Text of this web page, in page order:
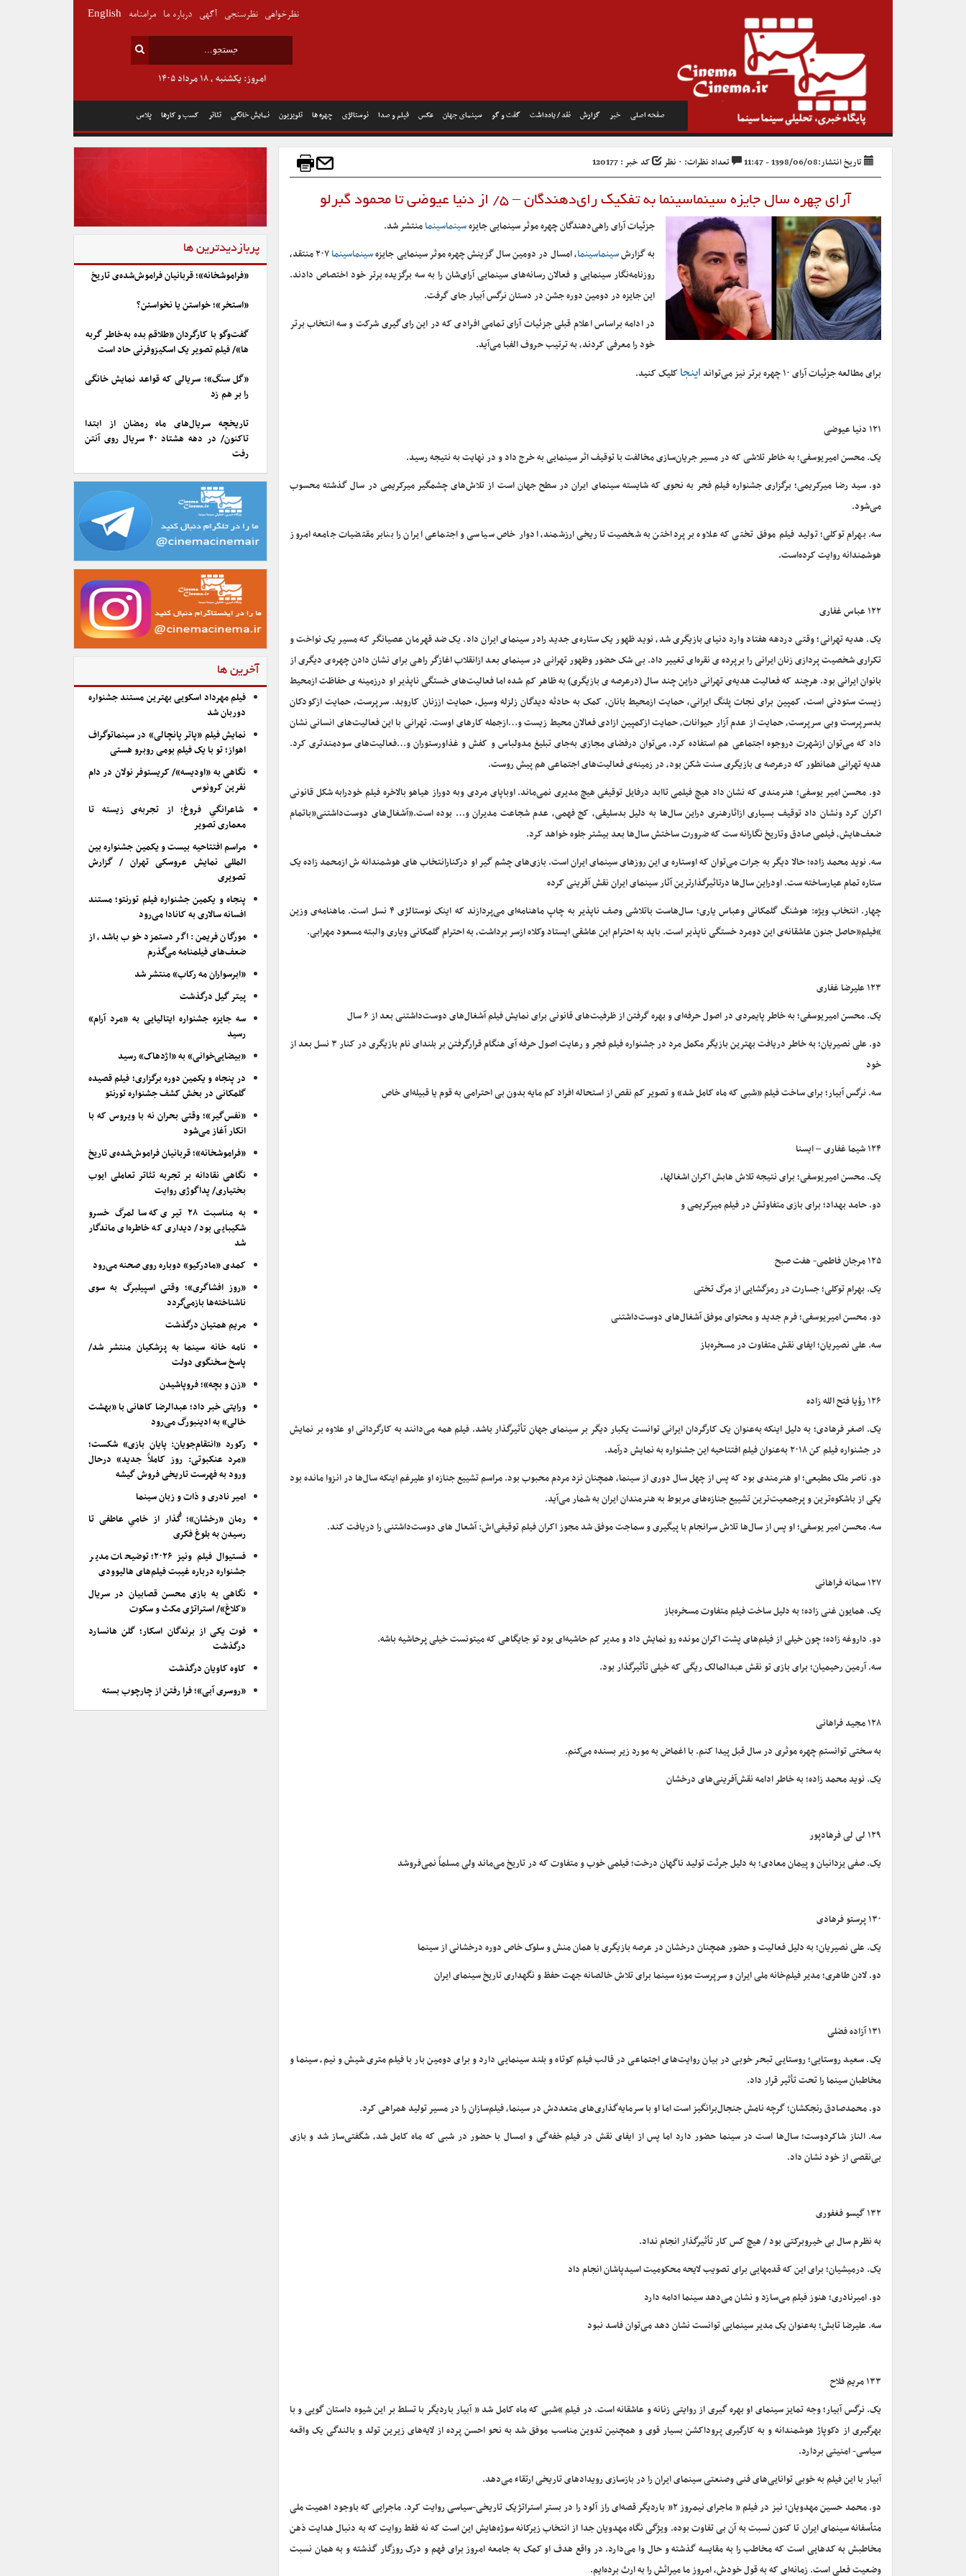
صفحه اصلی خبر گزارش نقد / یادداشت گفت و گو سینمای جهان عکس فیلم و صدا نوستالژی چهره ها تلویزیون نمایش خانگی تئاتر کسب و کارها پلاس
امروز: یکشنبه , ۱۸ مرداد ۱۴۰۵
نظرخواهی نظرسنجی آگهی درباره ما مرامنامه English
تاریخ انتشار:1398/06/08 - 11:47 تعداد نظرات: ۰ نظر کد خبر : 120177
آرای چهره سال جایزه سینماسینما به تفکیک رای‌دهندگان – ۵/ از دنیا عیوضی تا محمود گبرلو
جزئیات آرای راهی‌دهندگان چهره موثر سینمایی جایزهسینماسینمامنتشر شد.
به گزارشسینماسینما، امسال در دومین سال گزینش چهره موثر سینمایی جایزهسینماسینما
۲۰۷ منتقد،
روزنامه‌نگار سینمایی و فعالان رسانه‌های سینمایی آرای‌شان را به سه برگزیده برتر خود اختصاص دادند.
این جایزه در دومین دوره جشن در دستان نرگس آبیار جای گرفت.
در ادامه براساس اعلام قبلی جزئیات آرای تمامی افرادی که در این رای‌گیری شرکت و سه انتخاب برتر
خود را معرفی کردند، به ترتیب حروف الفبا می‌آید.
برای مطالعه جزئیات آرای ۱۰ چهره برتر نیز می‌تواند
اینجاکلیک کنید.
۱۲۱ دنیا عیوضی
یک. محسن امیریوسفی؛ به خاطر تلاشی که در مسیر جریان‌سازی مخالفت با توقیف اثر سینمایی به خرج داد و در نهایت به نتیجه رسید.
دو. سید رضا میرکریمی؛ برگزاری جشنواره فیلم فجر به نحوی که شایسته سینمای ایران در سطح جهان است از تلاش‌های چشمگیر میرکریمی در سال گذشته محسوب
می‌شود.
سه. بهرام توکلی؛ تولید فیلم موفق تختی که علاوه بر پرداختن به شخصیت تاریخی ارزشمند، ادوار خاص سیاسی و اجتماعی ایران را بنابر مقتضیات جامعه امروز
هوشمندانه روایت کرده‌است.
۱۲۲ عباس غفاری
یک. هدیه تهرانی؛ وقتی دردهه هفتاد وارد دنیای بازیگری شد، نوید ظهور یک ستاره‌ی جدید رادر سینمای ایران داد. یک ضد قهرمان عصیانگر که مسیر یک نواخت و
تکراری شخصیت پردازی زنان ایرانی را برپرده ی نقره‌ای تغییر داد. بی شک حضور وظهور تهرانی در سینمای بعد ازانقلاب اغازگر راهی برای نشان دادن چهره‌ی دیگری از
بانوان ایرانی بود. هرچند که فعالیت هدیه‌ی تهرانی دراین چند سال (درعرصه ی بازیگری) به ظاهر کم شده اما فعالیت‌های خستگی ناپذیر او درزمینه ی حفاظت ازمحیط
زیست ستودنی است، کمپین برای نجات پلنگ ایرانی، حمایت ازمحیط بانان، کمک به حادثه دیدگان زلزله وسیل، حمایت اززنان کاروبد. سرپرست، حمایت ازکودکان
بدسرپرست وبی سرپرست، حمایت از عدم آزار حیوانات، حمایت ازکمپین ازادی فعالان محیط زیست و…ازجمله کارهای اوست. تهرانی با این فعالیت‌های انسانی نشان
داد که می‌توان ازشهرت دروجوه اجتماعی هم استفاده کرد، می‌توان درفضای مجازی به‌جای تبلیغ مدولباس و کفش و غذاورستوران و…فعالیت‌های سودمندتری کرد.
هدیه تهرانی همانطور که درعرصه ی بازیگری سنت شکن بود، در زمینه‌ی فعالیت‌های اجتماعی هم پیش روست.
دو. محسن امیر یوسفی؛ هنرمندی که نشان داد هیچ فیلمی تاابد درفایل توقیفی هیچ مدیری نمی‌ماند. اوباپای مردی وبه دوراز هیاهو بالاخره فیلم خودرابه شکل قانونی
اکران کرد ونشان داد توقیف بسیاری ازاثارهنری دراین سال‌ها به دلیل بدسلیقی، کج فهمی، عدم شجاعت مدیران و… بوده است.”آشغال‌های دوست‌داشتنی”باتمام
ضعف‌هایش، فیلمی صادق وتاریخ نگارانه ست که ضرورت ساختش سال‌ها بعد بیشتر جلوه خواهد کرد.
سه. نوید محمد زاده؛ حالا دیگر به جرات می‌توان که اوستاره ی این روزهای سینمای ایران است. بازی‌های چشم گیر او درکنارانتخاب های هوشمندانه ش ازمحمد زاده یک
ستاره تمام عیارساخته ست. اودراین سال‌ها درتاثیرگذارترین آثار سینمای ایران نقش آفرینی کرده
چهار. انتخاب ویژه: هوشنگ گلمکانی وعباس یاری؛ سال‌هاست باتلاشی وصف ناپذیر به چاپ ماهنامه‌ای می‌پردازند که اینک نوستالژی ۴ نسل است. ماهنامه‌ی وزین
“فیلم”حاصل جنون عاشقانه‌ی این دومرد خستگی ناپذیر است. باید به احترام این عاشقی ایستاد وکلاه ازسر برداشت، به احترام گلمکانی ویاری والبته مسعود مهرابی.
۱۲۳ علیرضا غفاری
یک. محسن امیریوسفی؛ به خاطر پایمردی در اصول حرفه‌ای و بهره گرفتن از ظرفیت‌های قانونی برای نمایش فیلم آشغال‌های دوست‌داشتنی بعد از ۶ سال
دو. علی نصیریان؛ به خاطر دریافت بهترین بازیگر مکمل مرد در جشنواره فیلم فجر و رعایت اصول حرفه آی هنگام قرارگرفتن بر بلندای نام بازیگری در کنار ۳ نسل بعد از
خود
سه. نرگس آبیار؛ برای ساخت فیلم «شبی که ماه کامل شد» و تصویر کم نقص از استحاله افراد کم مایه بدون بی احترامی به قوم یا قبیله‌ای خاص
۱۲۴ شیما غفاری – ایسنا
یک. محسن امیریوسفی؛ برای نتیجه تلاش هابش اکران اشغالها،
دو. حامد بهداد؛ برای بازی متفاوتش در فیلم میرکریمی و
۱۲۵ مرجان فاطمی- هفت صبح
یک. بهرام توکلی؛ جسارت در رمزگشایی از مرگ تختی
دو. محسن امیریوسفی؛ فرم جدید و محتوای موفق آشغال‌های دوست‌داشتنی
سه. علی نصیریان؛ ایفای نقش متفاوت در مسخره‌باز
۱۲۶ رؤیا فتح الله زاده
یک. اصغر فرهادی؛ به دلیل اینکه به‌عنوان یک کارگردان ایرانی توانست یکبار دیگر بر سینمای جهان تأثیرگذار باشد. فیلم همه می‌دانند به کارگردانی او علاوه بر نمایش
در جشنواره فیلم کن ۲۰۱۸ به‌عنوان فیلم افتتاحیه این جشنواره به نمایش درآمد.
دو. ناصر ملک مطیعی؛ او هنرمندی بود که پس از چهل سال دوری از سینما، همچنان نزد مردم محبوب بود. مراسم تشییع جنازه او علیرغم اینکه سال‌ها در انزوا مانده بود
یکی از باشکوه‌ترین و پرجمعیت‌ترین تشییع جنازه‌های مربوط به هنرمندان ایران به شمار می‌آید.
سه. محسن امیر یوسفی؛ او پس از سال‌ها تلاش سرانجام با پیگیری و سماجت موفق شد مجوز اکران فیلم توقیفی‌اش: آشعال های دوست‌داشتنی را دریافت کند.
۱۲۷ سمانه فراهانی
یک. همایون غنی زاده؛ به دلیل ساخت فیلم متفاوت مسخره‌باز
دو. داروغه زاده؛ چون خیلی از فیلم‌های پشت اکران مونده رو نمایش داد و مدیر کم حاشیه‌ای بود تو جایگاهی که میتونست خیلی پرحاشیه باشه.
سه. آرمین رحیمیان؛ برای بازی تو نقش عبدالمالک ریگی که خیلی تأثیرگذار بود.
۱۲۸ مجید فراهانی
به سختی توانستم چهره موثری در سال قبل پیدا کنم. با اغماض به مورد زیر بسنده می‌کنم.
یک. نوید محمد زاده؛ به خاطر ادامه نقش‌آفرینی‌های درخشان
۱۲۹ لی لی فرهادپور
یک. صفی یزدانیان و پیمان معادی؛ به دلیل جرئت تولید ناگهان درخت؛ فیلمی خوب و متفاوت که در تاریخ می‌ماند ولی مسلماً نمی‌فروشد
۱۳۰ پرستو فرهادی
یک. علی نصیریان؛ به دلیل فعالیت و حضور همچنان درخشان در عرصه بازیگری با همان منش و سلوک خاص دوره درخشانی از سینما
دو. لادن طاهری؛ مدیر فیلم‌خانه ملی ایران و سرپرست موزه سینما برای تلاش خالصانه جهت حفظ و نگهداری تاریخ سینمای ایران
۱۳۱ آزاده فضلی
یک. سعید روستایی؛ روستایی تبحر خوبی در بیان روایت‌های اجتماعی در قالب فیلم کوتاه و بلند سینمایی دارد و برای دومین بار با فیلم متری شیش و نیم، سینما و
مخاطبان سینما را تحت تأثیر قرار داد.
دو. محمدصادق رنجکشان؛ گرچه نامش جنجال‌برانگیز است اما او با سرمایه‌گذاری‌های متعددش در سینما، فیلم‌سازان را در مسیر تولید همراهی کرد.
سه. الناز شاکردوست؛ سال‌ها است در سینما حضور دارد اما پس از ایفای نقش در فیلم خفه‌گی و امسال با حضور در شبی که ماه کامل شد، شگفتی‌ساز شد و بازی
بی‌نقصی از خود نشان داد.
۱۳۲ گیسو فغفوری
به نظرم سال بی خیروبرکتی بود / هیچ کس کار تأثیرگذار انجام نداد.
یک. درمیشیان؛ برای این که قدمهایی برای تصویب لایحه محکومیت اسیدپاشان انجام داد
دو. امیرنادری؛ هنوز فیلم می‌سازد و نشان می‌دهد سینما ادامه دارد
سه. علیرضا تابش؛ به‌عنوان یک مدیر سینمایی توانست نشان دهد می‌توان فاسد نبود
۱۳۳ مریم فلاح
یک. نرگس آبیار؛ وجه تمایز سینمای او بهره گیری از روایتی زنانه و عاشقانه است. در فیلم “شبی که ماه کامل شد ” آبیار باردیگر با تسلط بر این شیوه داستان گویی و با
بهرگیری از دکوپاژ هوشمندانه و به کارگیری پروداکشن بسیار قوی و همچنین تدوین مناسب موفق شد به نحو احسن پرده از لایه‌های زیرین تولد و بالندگی یک واقعه
سیاسی- امنیتی بردارد.
آبیار با این فیلم به خوبی توانایی‌های فنی وصنعتی سینمای ایران را در بازسازی رویدادهای تاریخی ارتقاء می‌دهد.
دو. محمد حسین مهدویان؛ نیز در فیلم ” ماجرای نیمروز ۲” باردیگر قصه‌ای راز آلود را در بستر استراتژیک تاریخی-سیاسی روایت کرد. ماجرایی که باوجود اهمیت ملی
متأسفانه سینمای ایران تا کنون نسبت به آن بی تفاوت بوده. ویژگی نگاه مهدویان جدا از انتخاب زیرکانه سوژه‌هایش این است که نه فقط روایت که به دنبال هدایت ذهن
مخاطبش به کدهایی است که مخاطب را به مقایسه گذشته و حال وا می‌دارد. در واقع هدف او کمک به جامعه امروز برای فهم و درک روزگار گذشته و به همان نسبت
وضعیت فعلی است. زمانه‌ای که به قول خودش، امروز ما میراثش را به ارث برده‌ایم.
پربازدیدترین ها
«فراموشخانه»؛ قربانیان فراموش‌شده‌ی تاریخ
«استخر»؛ خواستن یا نخواستن؟
گفت‌وگو با کارگردان «طلاقم بده به خاطر گربه
ها»/ فیلم تصویر یک اسکیزوفرنی حاد است
«گل سنگ»؛ سریالی که قواعد نمایش خانگی
را بر هم زد
تاریخچه سریال‌های ماه رمضان از ابتدا
تاکنون/ در دهه هشتاد ۴۰ سریال روی آنتن
رفت
آخرین ها
فیلم مهرداد اسکویی بهترین مستند جشنواره
دوربان شد
نمایش فیلم «پاتر پانچالی» در سینماتوگراف
اهواز؛ تو با یک فیلم بومی روبرو هستی
نگاهی به «اودیسه»/ کریستوفر نولان در دام
نفرین کرونوس
شاعرانگیِ فروغ؛ از تجربه‌ی زیسته تا
معماری تصویر
مراسم افتتاحیه بیست و یکمین جشنواره بین
المللی نمایش عروسکی تهران / گزارش
تصویری
پنجاه و یکمین جشنواره فیلم تورنتو؛ مستند
افسانه سالاری به کانادا می‌رود
مورگان فریمن: اگر دستمزد خوب باشد، از
ضعف‌های فیلمنامه می‌گذرم
«ابرسواران مه رکاب» منتشر شد
پیتر گیل درگذشت
سه جایزه جشنواره ایتالیایی به «مرد آرام»
رسید
«بیضایی‌خوانی» به «اژدهاک» رسید
در پنجاه و یکمین دوره برگزاری؛ فیلم قصیده
گلمکانی در بخش کشف جشنواره تورنتو
«نفس‌گیر»؛ وقتی بحران نه با ویروس که با
انکار آغاز می‌شود
«فراموشخانه»؛ قربانیان فراموش‌شده‌ی تاریخ
نگاهی نقادانه بر تجربه تئاتر تعاملی ایوب
بختیاری/ پداگوژی روایت
به مناسبت ۲۸ تیری که سالمرگ خسرو
شکیبایی بود/ دیداری که خاطره‌ای ماندگار
شد
کمدی «مادرکیو» دوباره روی صحنه می‌رود
«روز افشاگری»؛ وقتی اسپیلبرگ به سوی
ناشناخته‌ها بازمی‌گردد
مریم همتیان درگذشت
نامه خانه سینما به پزشکیان منتشر شد/
پاسخ سخنگوی دولت
«زن و بچه»؛ فروپاشیدن
ورایتی خبر داد؛ عبدالرضا کاهانی با «بهشت
خالی» به ادینبورگ می‌رود
رکورد «انتقام‌جویان: پایان بازی» شکست؛
«مرد عنکبوتی: روز کاملاً جدید» درحال
ورود به فهرست تاریخی فروش گیشه
امیر نادری و ذات و زبان سینما
رمان «رخشان»؛ گُذار از خامیِ عاطفی تا
رسیدن به بلوغ فکری
فستیوال فیلم ونیز ۲۰۲۶؛ توضیحات مدیر
جشنواره درباره غیبت فیلم‌های هالیوودی
نگاهی به بازی محسن قصابیان در سریال
«کلاغ»/ استراتژی مکث و سکوت
فوت یکی از برندگان اسکار؛ گلن هانسارد
درگذشت
کاوه کاویان درگذشت
«روسری آبی»؛ فرا رفتن از چارچوب بسته